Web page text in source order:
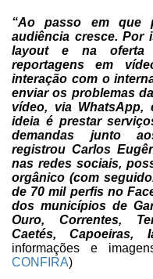
“Ao passo em que
audiência cresce. Por
layout e na oferta
reportagens em
interação com o
enviar os problemas
vídeo, via WhatsApp,
ideia é prestar
demandas junto aos
registrou Carlos
nas redes sociais,
orgânico (com
de 70 mil perfis no
dos municípios de
Ouro, Correntes,
Caetés,
informações e
CONFIRA)